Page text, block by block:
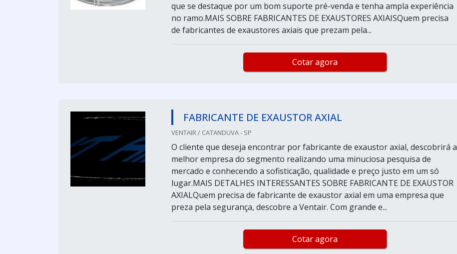
que se destaque por um bom suporte pré-venda e tenha ampla experiência
no ramo.MAIS SOBRE FABRICANTES DE EXAUSTORES AXIAISQuem precisa
de fabricantes de exaustores axiais que prezam pela...
Cotar agora
FABRICANTE DE EXAUSTOR AXIAL
VENTAIR / CATANDUVA - SP
O cliente que deseja encontrar por fabricante de exaustor axial, descobrirá a
melhor empresa do segmento realizando uma minuciosa pesquisa de
mercado e conhecendo a sofisticação, qualidade e preço justo em um só
lugar.MAIS DETALHES INTERESSANTES SOBRE FABRICANTE DE EXAUSTOR
AXIALQuem precisa de fabricante de exaustor axial em uma empresa que
preza pela segurança, descobre a Ventair. Com grande e...
Cotar agora